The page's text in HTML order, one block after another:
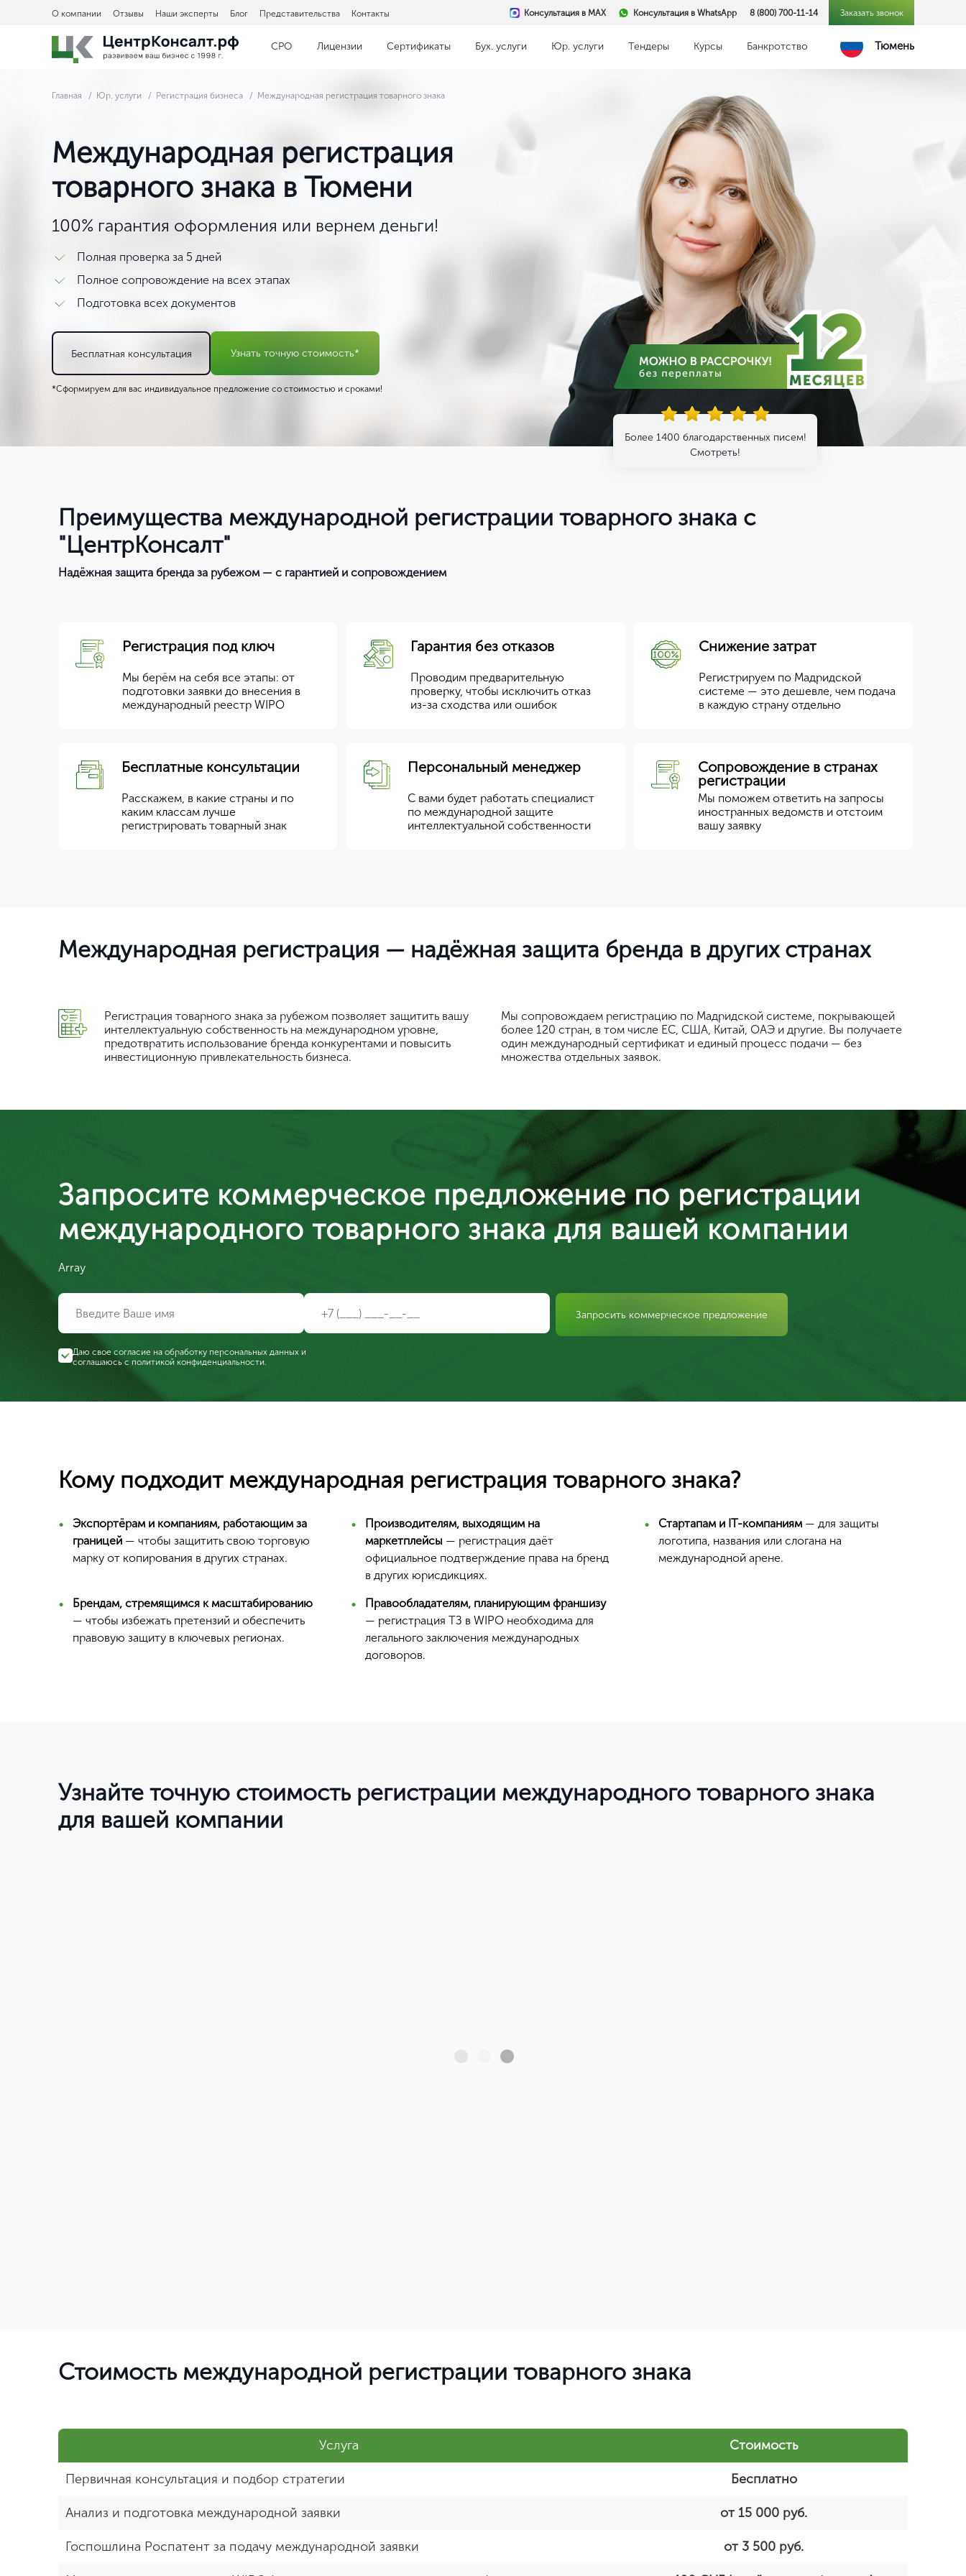
О компании Отзывы Наши эксперты Блог Представительства Контакты Консультация в MAX Консультация в WhatsApp 8 (800) 700-11-14 Заказать звонок
СРО Лицензии Сертификаты Бух. услуги Юр. услуги Тендеры Курсы Банкротство Тюмень
Главная Юр. услуги Регистрация бизнеса Международная регистрация товарного знака
Международная регистрация
товарного знака в Тюмени
100% гарантия оформления или вернем деньги!
Полная проверка за 5 дней
Полное сопровождение на всех этапах
Подготовка всех документов
Бесплатная консультация Узнать точную стоимость*
*Сформируем для вас индивидуальное предложение со стоимостью и сроками!
Более 1400 благодарственных писем!
Смотреть!
Преимущества международной регистрации товарного знака с
"ЦентрКонсалт"
Надёжная защита бренда за рубежом — с гарантией и сопровождением
Регистрация под ключ
Мы берём на себя все этапы: от
подготовки заявки до внесения в
международный реестр WIPO
Гарантия без отказов
Проводим предварительную
проверку, чтобы исключить отказ
из-за сходства или ошибок
Снижение затрат
Регистрируем по Мадридской
системе — это дешевле, чем подача
в каждую страну отдельно
Бесплатные консультации
Расскажем, в какие страны и по
каким классам лучше
регистрировать товарный знак
Персональный менеджер
С вами будет работать специалист
по международной защите
интеллектуальной собственности
Сопровождение в странах
регистрации
Мы поможем ответить на запросы
иностранных ведомств и отстоим
вашу заявку
Международная регистрация — надёжная защита бренда в других странах
Регистрация товарного знака за рубежом позволяет защитить вашу
интеллектуальную собственность на международном уровне,
предотвратить использование бренда конкурентами и повысить
инвестиционную привлекательность бизнеса.
Мы сопровождаем регистрацию по Мадридской системе, покрывающей
более 120 стран, в том числе ЕС, США, Китай, ОАЭ и другие. Вы получаете
один международный сертификат и единый процесс подачи — без
множества отдельных заявок.
Запросите коммерческое предложение по регистрации
международного товарного знака для вашей компании
Array
Запросить коммерческое предложение
Даю свое согласие на обработку персональных данных и
соглашаюсь с политикой конфиденциальности.
Кому подходит международная регистрация товарного знака?
Экспортёрам и компаниям, работающим за
границей — чтобы защитить свою торговую
марку от копирования в других странах.
Производителям, выходящим на
маркетплейсы — регистрация даёт
официальное подтверждение права на бренд
в других юрисдикциях.
Стартапам и IT-компаниям— для защиты
логотипа, названия или слогана на
международной арене.
Брендам, стремящимся к масштабированию
— чтобы избежать претензий и обеспечить
правовую защиту в ключевых регионах.
Правообладателям, планирующим франшизу
— регистрация ТЗ в WIPO необходима для
легального заключения международных
договоров.
Узнайте точную стоимость регистрации международного товарного знака
для вашей компании
Стоимость международной регистрации товарного знака
Услуга Стоимость
Первичная консультация и подбор стратегии Бесплатно
Анализ и подготовка международной заявки от 15 000 руб.
Госпошлина Роспатент за подачу международной заявки от 3 500 руб.
Ваш город Москва?
Да, верно